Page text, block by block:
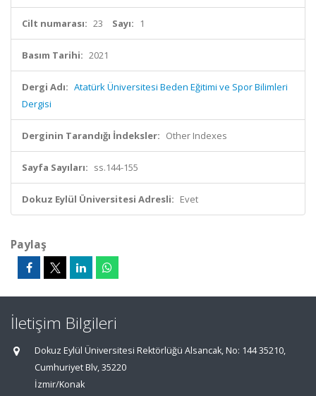
Cilt numarası: 23 Sayı: 1
Basım Tarihi: 2021
Dergi Adı: Atatürk Üniversitesi Beden Eğitimi ve Spor Bilimleri
Dergisi
Derginin Tarandığı İndeksler: Other Indexes
Sayfa Sayıları: ss.144-155
Dokuz Eylül Üniversitesi Adresli: Evet
Paylaş
İletişim Bilgileri
Dokuz Eylül Üniversitesi Rektörlüğü Alsancak, No: 144 35210,
Cumhuriyet Blv, 35220
İzmir/Konak